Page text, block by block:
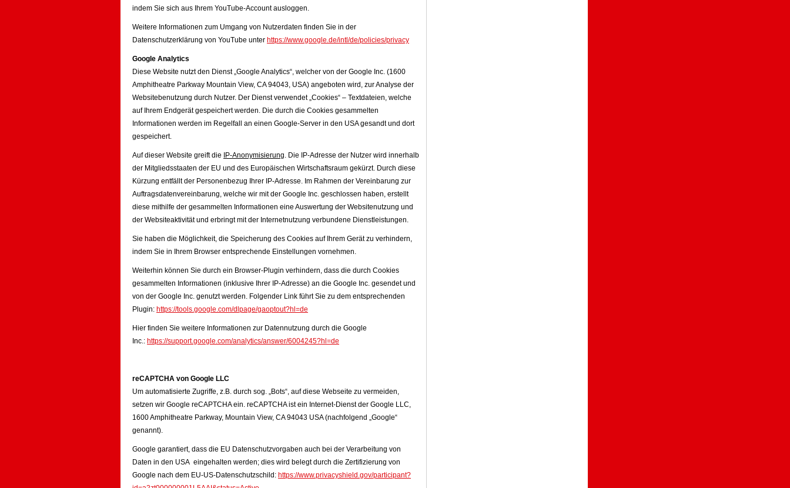
indem Sie sich aus Ihrem YouTube-Account ausloggen.
Weitere Informationen zum Umgang von Nutzerdaten finden Sie in der
Datenschutzerklärung von YouTube unter https://www.google.de/intl/de/policies/privacy
Google Analytics
Diese Website nutzt den Dienst „Google Analytics“, welcher von der Google Inc. (1600
Amphitheatre Parkway Mountain View, CA 94043, USA) angeboten wird, zur Analyse der
Websitebenutzung durch Nutzer. Der Dienst verwendet „Cookies“ – Textdateien, welche
auf Ihrem Endgerät gespeichert werden. Die durch die Cookies gesammelten
Informationen werden im Regelfall an einen Google-Server in den USA gesandt und dort
gespeichert.
Auf dieser Website greift die IP-Anonymisierung. Die IP-Adresse der Nutzer wird innerhalb
der Mitgliedsstaaten der EU und des Europäischen Wirtschaftsraum gekürzt. Durch diese
Kürzung entfällt der Personenbezug Ihrer IP-Adresse. Im Rahmen der Vereinbarung zur
Auftragsdatenvereinbarung, welche wir mit der Google Inc. geschlossen haben, erstellt
diese mithilfe der gesammelten Informationen eine Auswertung der Websitenutzung und
der Websiteaktivität und erbringt mit der Internetnutzung verbundene Dienstleistungen.
Sie haben die Möglichkeit, die Speicherung des Cookies auf Ihrem Gerät zu verhindern,
indem Sie in Ihrem Browser entsprechende Einstellungen vornehmen.
Weiterhin können Sie durch ein Browser-Plugin verhindern, dass die durch Cookies
gesammelten Informationen (inklusive Ihrer IP-Adresse) an die Google Inc. gesendet und
von der Google Inc. genutzt werden. Folgender Link führt Sie zu dem entsprechenden
Plugin: https://tools.google.com/dlpage/gaoptout?hl=de
Hier finden Sie weitere Informationen zur Datennutzung durch die Google
Inc.: https://support.google.com/analytics/answer/6004245?hl=de
reCAPTCHA von Google LLC
Um automatisierte Zugriffe, z.B. durch sog. „Bots“, auf diese Webseite zu vermeiden,
setzen wir Google reCAPTCHA ein. reCAPTCHA ist ein Internet-Dienst der Google LLC,
1600 Amphitheatre Parkway, Mountain View, CA 94043 USA (nachfolgend „Google“
genannt).
Google garantiert, dass die EU Datenschutzvorgaben auch bei der Verarbeitung von
Daten in den USA eingehalten werden; dies wird belegt durch die Zertifizierung von
Google nach dem EU-US-Datenschutzschild: https://www.privacyshield.gov/participant?